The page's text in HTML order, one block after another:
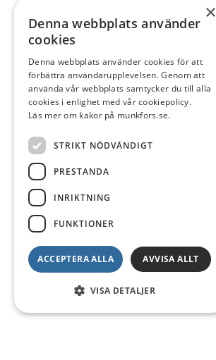
×
Denna webbplats använder
cookies
Denna webbplats använder cookies för att
förbättra användarupplevelsen. Genom att
använda vår webbplats samtycker du till alla
cookies i enlighet med vår cookiepolicy.
Läs mer om kakor på munkfors.se.
STRIKT NÖDVÄNDIGT
PRESTANDA
INRIKTNING
FUNKTIONER
ACCEPTERA ALLA AVVISA ALLT
VISA DETALJER